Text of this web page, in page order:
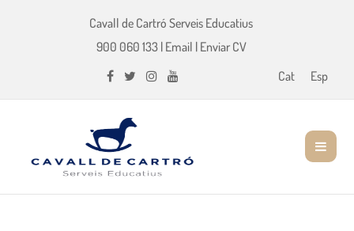
Cavall de Cartró Serveis Educatius
900 060 133| Email | Enviar CV
Cat
Esp